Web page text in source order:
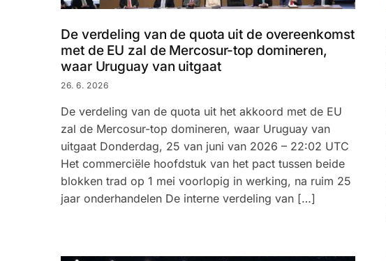
De verdeling van de quota uit de overeenkomst
met de EU zal de Mercosur-top domineren,
waar Uruguay van uitgaat
26. 6. 2026
De verdeling van de quota uit het akkoord met de EU
zal de Mercosur-top domineren, waar Uruguay van
uitgaat Donderdag, 25 van juni van 2026 – 22:02 UTC
Het commerciële hoofdstuk van het pact tussen beide
blokken trad op 1 mei voorlopig in werking, na ruim 25
jaar onderhandelen De interne verdeling van […]